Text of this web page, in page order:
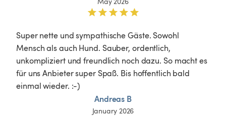
Super nette und sympathische Gäste. Sowohl
Mensch als auch Hund. Sauber, ordentlich,
unkompliziert und freundlich noch dazu. So macht es
für uns Anbieter super Spaß. Bis hoffentlich bald
einmal wieder. :-)
Andreas B
January 2026